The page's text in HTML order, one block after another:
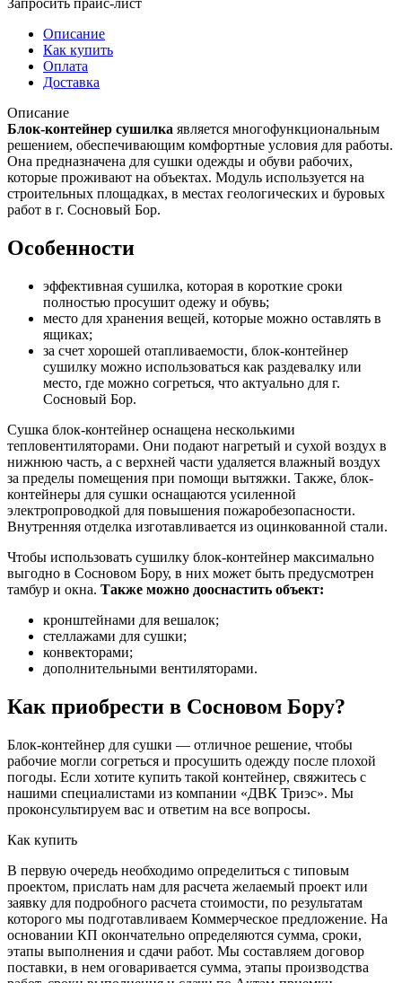
Описание
Как купить
Оплата
Доставка
Описание
Блок-контейнер сушилка является многофункциональным
решением, обеспечивающим комфортные условия для работы.
Она предназначена для сушки одежды и обуви рабочих,
которые проживают на объектах. Модуль используется на
строительных площадках, в местах геологических и буровых
работ в г. Сосновый Бор.
Особенности
эффективная сушилка, которая в короткие сроки
полностью просушит одежу и обувь;
место для хранения вещей, которые можно оставлять в
ящиках;
за счет хорошей отапливаемости, блок-контейнер
сушилку можно использоваться как раздевалку или
место, где можно согреться, что актуально для г.
Сосновый Бор.
Сушка блок-контейнер оснащена несколькими
тепловентиляторами. Они подают нагретый и сухой воздух в
нижнюю часть, а с верхней части удаляется влажный воздух
за пределы помещения при помощи вытяжки. Также, блок-
контейнеры для сушки оснащаются усиленной
электропроводкой для повышения пожаробезопасности.
Внутренняя отделка изготавливается из оцинкованной стали.
Чтобы использовать сушилку блок-контейнер максимально
выгодно в Сосновом Бору, в них может быть предусмотрен
тамбур и окна. Также можно дооснастить объект:
кронштейнами для вешалок;
стеллажами для сушки;
конвекторами;
дополнительными вентиляторами.
Как приобрести в Сосновом Бору?
Блок-контейнер для сушки — отличное решение, чтобы
рабочие могли согреться и просушить одежду после плохой
погоды. Если хотите купить такой контейнер, свяжитесь с
нашими специалистами из компании «ДВК Триэс». Мы
проконсультируем вас и ответим на все вопросы.
Как купить
В первую очередь необходимо определиться с типовым
проектом, прислать нам для расчета желаемый проект или
заявку для подробного расчета стоимости, по результатам
которого мы подготавливаем Коммерческое предложение. На
основании КП окончательно определяются сумма, сроки,
этапы выполнения и сдачи работ. Мы составляем договор
поставки, в нем оговаривается сумма, этапы производства